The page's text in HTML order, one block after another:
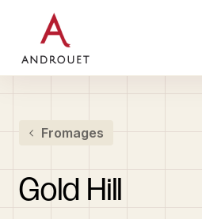
Rechercher un mot clé
Fromages
Gold Hill